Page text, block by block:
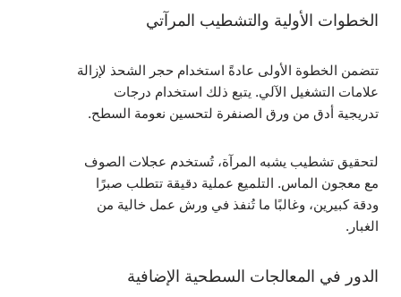
الخطوات الأولية والتشطيب المرآتي
تتضمن الخطوة الأولى عادةً استخدام حجر الشحذ لإزالة
علامات التشغيل الآلي. يتبع ذلك استخدام درجات
تدريجية أدق من ورق الصنفرة لتحسين نعومة السطح.
لتحقيق تشطيب يشبه المرآة، تُستخدم عجلات الصوف
مع معجون الماس. التلميع عملية دقيقة تتطلب صبرًا
ودقة كبيرين، وغالبًا ما تُنفذ في ورش عمل خالية من
الغبار.
الدور في المعالجات السطحية الإضافية